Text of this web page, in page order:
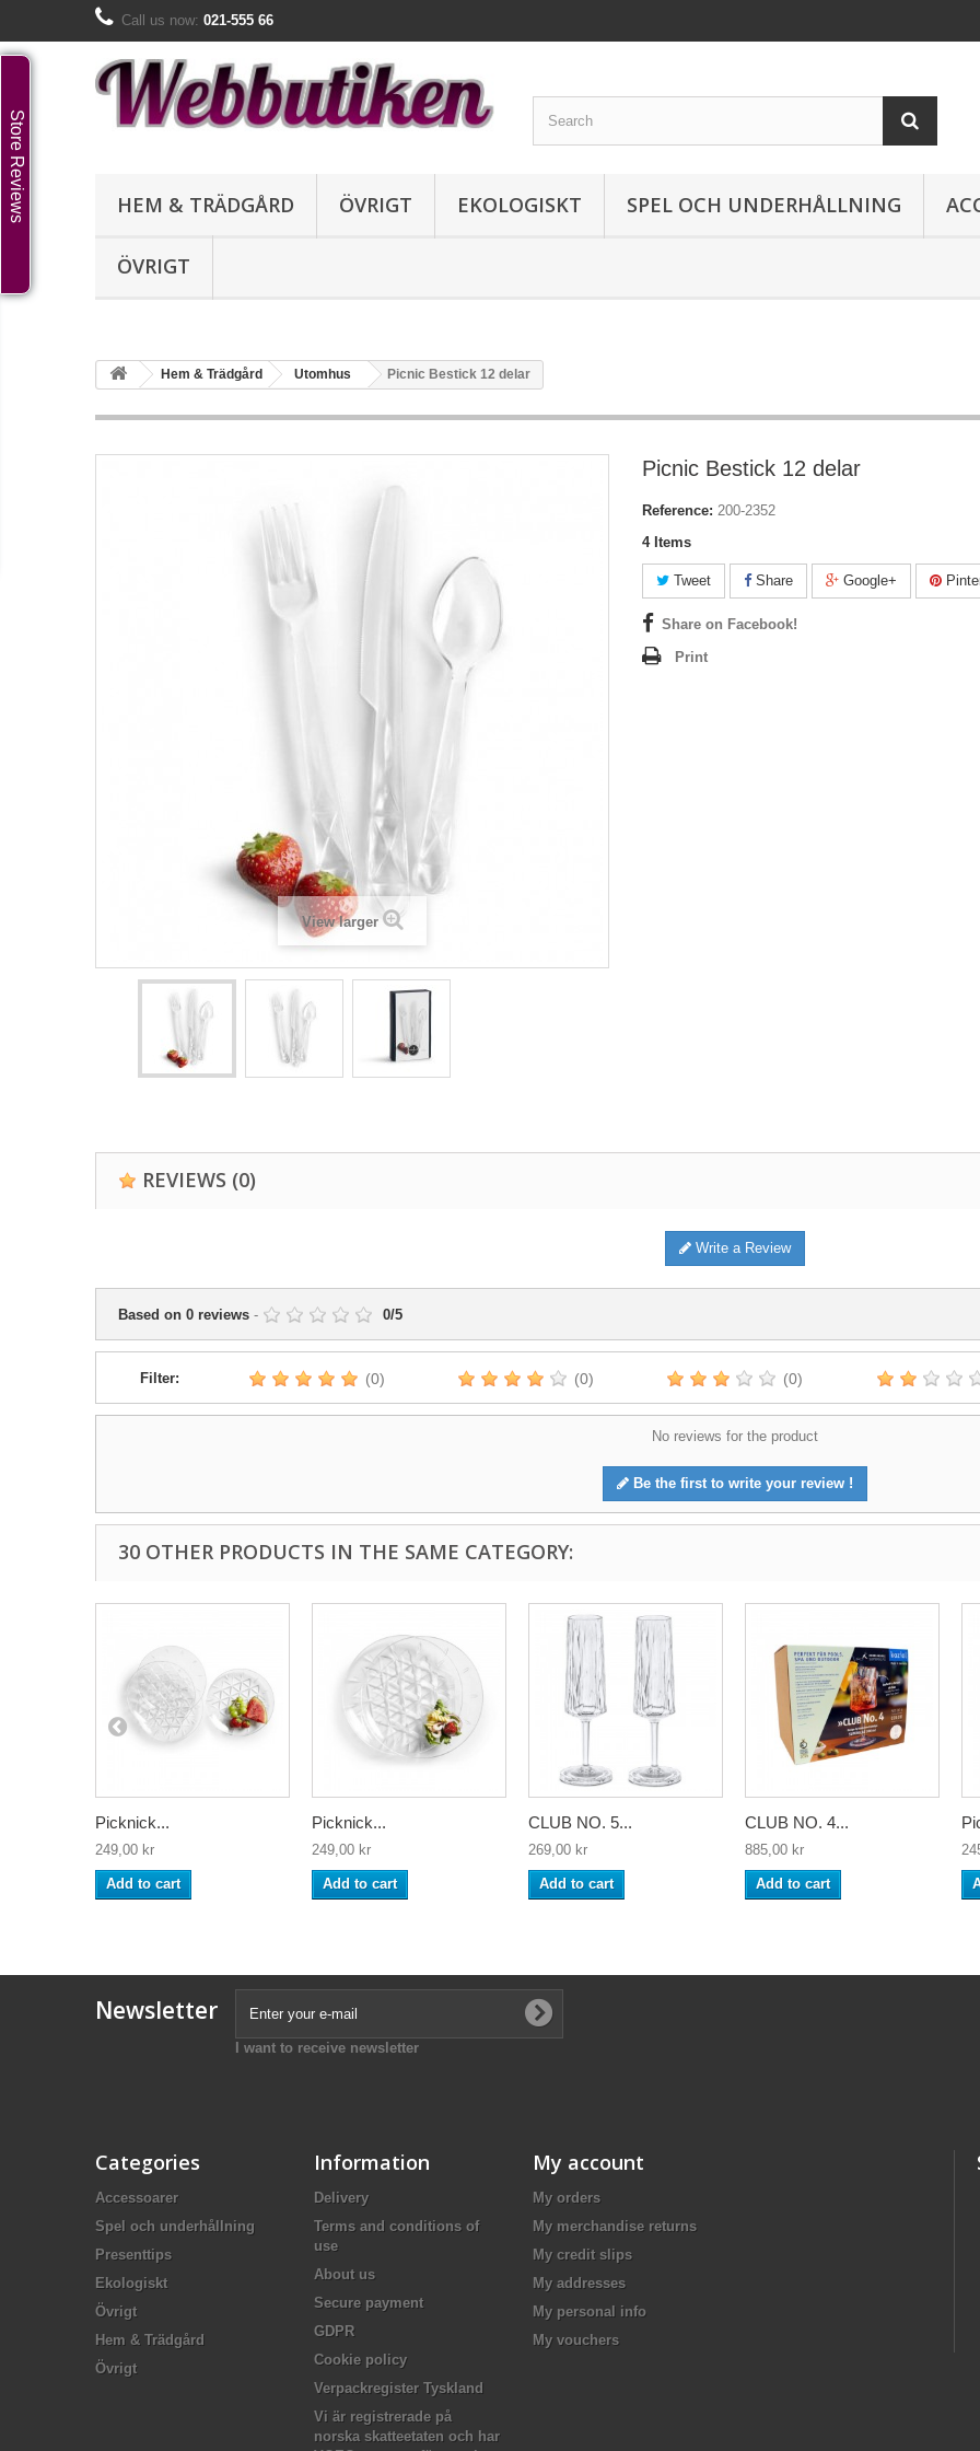
Call us now: 021-555 66
HEM & TRÄDGÅRD ÖVRIGT EKOLOGISKT SPEL OCH UNDERHÅLLNING
ÖVRIGT
Hem & Trädgård Utomhus Picnic Bestick 12 delar
View larger
Picnic Bestick 12 delar
Reference: 200-2352
4 Items
Tweet Share Google+
Share on Facebook!
Print
REVIEWS (0)
Write a Review
Based on 0 reviews - 0/5
Filter: (0) (0) (0)
No reviews for the product
Be the first to write your review !
30 OTHER PRODUCTS IN THE SAME CATEGORY:
Picknick...
249,00 kr
Add to cart
Picknick...
249,00 kr
Add to cart
CLUB NO. 5...
269,00 kr
Add to cart
CLUB NO. 4...
885,00 kr
Add to cart
Newsletter
I want to receive newsletter
Categories
Accessoarer
Spel och underhållning
Presenttips
Ekologiskt
Övrigt
Hem & Trädgård
Övrigt
Information
Delivery
Terms and conditions of
use
About us
Secure payment
GDPR
Cookie policy
Verpackregister Tyskland
Vi är registrerade på
norska skatteetaten och har
My account
My orders
My merchandise returns
My credit slips
My addresses
My personal info
My vouchers
Store Reviews